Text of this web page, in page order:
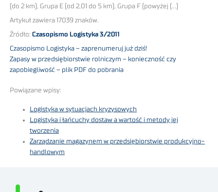
(do 2 km), Grupa E (od 2,01 do 5 km), Grupa F (powyżej (…)
Artykuł zawiera 17039 znaków.
Źródło: Czasopismo Logistyka 3/2011
Czasopismo Logistyka – zaprenumeruj już dziś!
Zapasy w przedsiębiorstwie rolniczym – konieczność czy
zapobiegliwość – plik PDF do pobrania
Powiązane wpisy:
Logistyka w sytuacjach kryzysowych
Logistyka i łańcuchy dostaw a wartość i metody jej
tworzenia
Zarządzanie magazynem w przedsiębiorstwie produkcyjno-
handlowym